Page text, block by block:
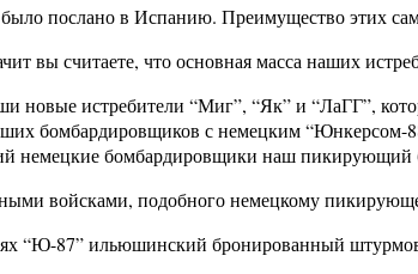
было послано в Испанию. Преимущество этих
вы считаете, что основная масса наших
новые истребители “Миг”, “Як” и “ЛаГГ”,
бомбардировщиков с немецким
немецкие бомбардировщики наш пикирующий
войсками, подобного немецкому
“Ю-87” ильюшинский бронированный